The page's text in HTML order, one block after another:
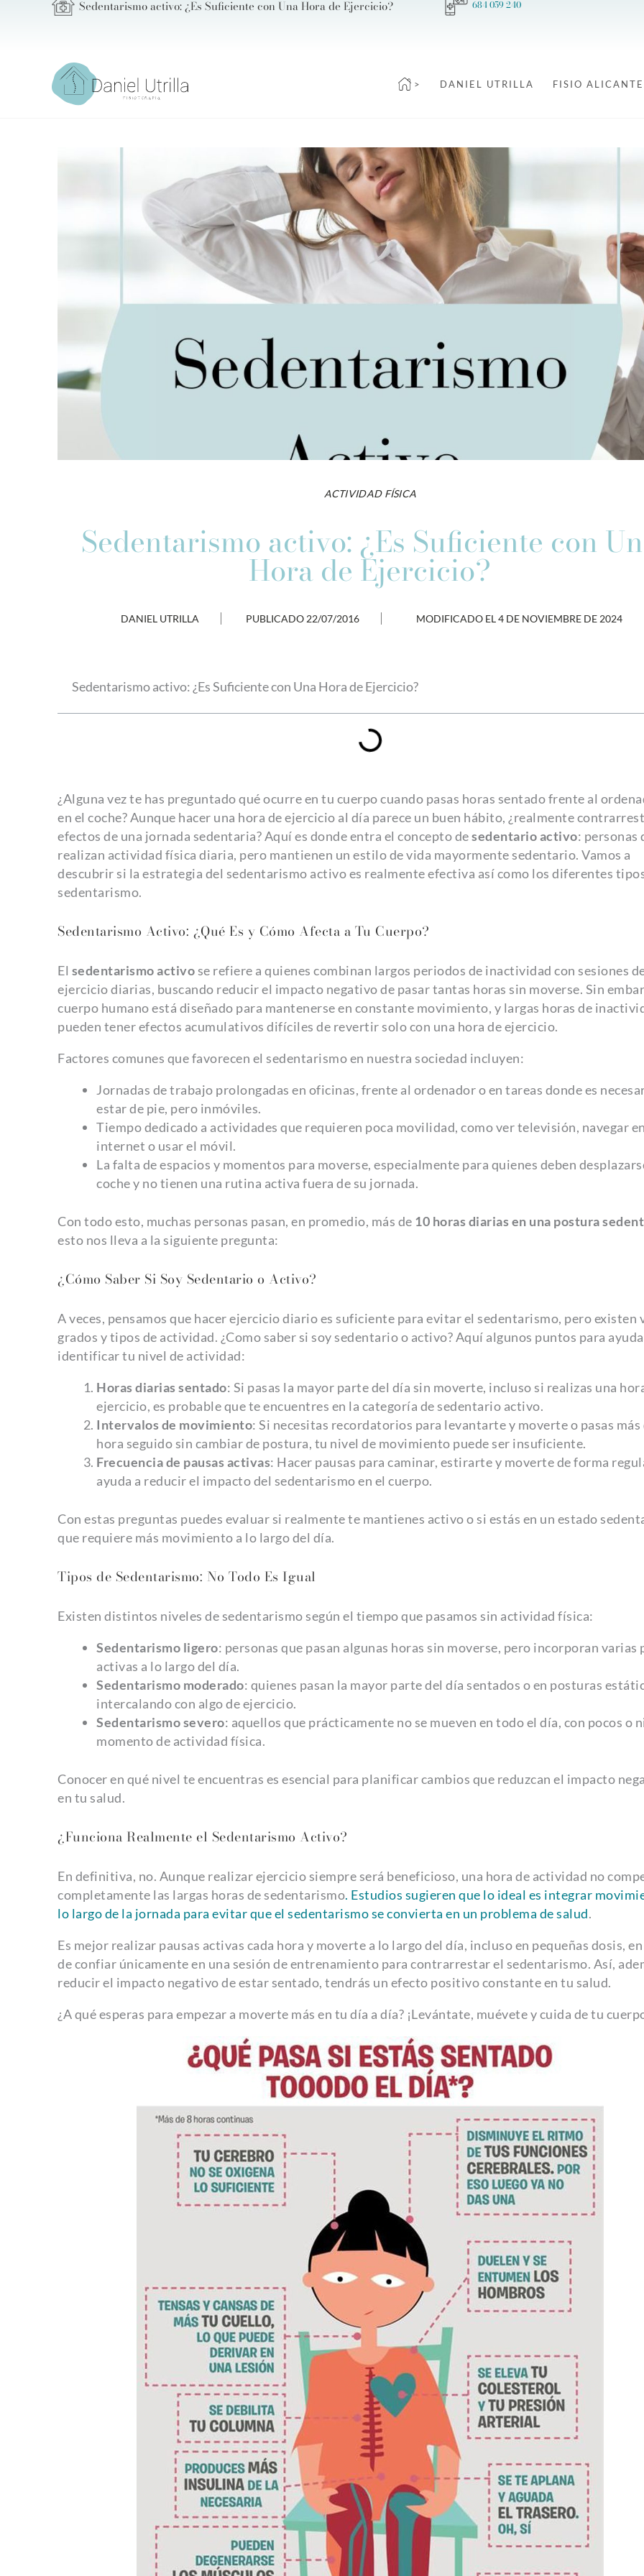
Sedentarismo activo: ¿Es Suficiente con Una Hora de Ejercicio? 684 059 240
> DANIEL UTRILLA FISIO ALICANTE
ACTIVIDAD FÍSICA
Sedentarismo activo: ¿Es Suficiente con
Hora de Ejercicio?
DANIEL UTRILLA PUBLICADO 22/07/2016 MODIFICADO EL 4 DE NOVIEMBRE DE 2024
Sedentarismo activo: ¿Es Suficiente con Una Hora de Ejercicio?
¿Alguna vez te has preguntado qué ocurre en tu cuerpo cuando pasas horas sentado frente al
en el coche? Aunque hacer una hora de ejercicio al día parece un buen hábito, ¿realmente
efectos de una jornada sedentaria? Aquí es donde entra el concepto desedentario activo: personas
realizan actividad física diaria, pero mantienen un estilo de vida mayormente sedentario. Vamos a
descubrir si la estrategia del sedentarismo activo es realmente efectiva así como los diferentes
sedentarismo.
Sedentarismo Activo: ¿Qué Es y Cómo Afecta a Tu Cuerpo?
El sedentarismo activose refiere a quienes combinan largos periodos de inactividad con sesiones
ejercicio diarias, buscando reducir el impacto negativo de pasar tantas horas sin moverse. Sin
cuerpo humano está diseñado para mantenerse en constante movimiento, y largas horas de
pueden tener efectos acumulativos difíciles de revertir solo con una hora de ejercicio.
Factores comunes que favorecen el sedentarismo en nuestra sociedad incluyen:
Jornadas de trabajo prolongadas en oficinas, frente al ordenador o en tareas donde es
estar de pie, pero inmóviles.
Tiempo dedicado a actividades que requieren poca movilidad, como ver televisión, navegar en
internet o usar el móvil.
La falta de espacios y momentos para moverse, especialmente para quienes deben
coche y no tienen una rutina activa fuera de su jornada.
Con todo esto, muchas personas pasan, en promedio, más de 10 horas diarias en una postura
esto nos lleva a la siguiente pregunta:
¿Cómo Saber Si Soy Sedentario o Activo?
A veces, pensamos que hacer ejercicio diario es suficiente para evitar el sedentarismo, pero existen
grados y tipos de actividad. ¿Como saber si soy sedentario o activo? Aquí algunos puntos para
identificar tu nivel de actividad:
Horas diarias sentado: Si pasas la mayor parte del día sin moverte, incluso si realizas una
ejercicio, es probable que te encuentres en la categoría de sedentario activo.
Intervalos de movimiento: Si necesitas recordatorios para levantarte y moverte o pasas más
hora seguido sin cambiar de postura, tu nivel de movimiento puede ser insuficiente.
Frecuencia de pausas activas: Hacer pausas para caminar, estirarte y moverte de forma
ayuda a reducir el impacto del sedentarismo en el cuerpo.
Con estas preguntas puedes evaluar si realmente te mantienes activo o si estás en un estado
que requiere más movimiento a lo largo del día.
Tipos de Sedentarismo: No Todo Es Igual
Existen distintos niveles de sedentarismo según el tiempo que pasamos sin actividad física:
Sedentarismo ligero: personas que pasan algunas horas sin moverse, pero incorporan varias
activas a lo largo del día.
Sedentarismo moderado: quienes pasan la mayor parte del día sentados o en posturas
intercalando con algo de ejercicio.
Sedentarismo severo: aquellos que prácticamente no se mueven en todo el día, con pocos o
momento de actividad física.
Conocer en qué nivel te encuentras es esencial para planificar cambios que reduzcan el impacto
en tu salud.
¿Funciona Realmente el Sedentarismo Activo?
En definitiva, no. Aunque realizar ejercicio siempre será beneficioso, una hora de actividad no
completamente las largas horas de sedentarismo. Estudios sugieren que lo ideal es integrar
lo largo de la jornada para evitar que el sedentarismo se convierta en un problema de salud.
Es mejor realizar pausas activas cada hora y moverte a lo largo del día, incluso en pequeñas dosis,
de confiar únicamente en una sesión de entrenamiento para contrarrestar el sedentarismo. Así,
reducir el impacto negativo de estar sentado, tendrás un efecto positivo constante en tu salud.
¿A qué esperas para empezar a moverte más en tu día a día? ¡Levántate, muévete y cuida de tu